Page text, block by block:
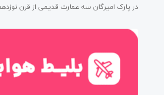
در پارک امیرگان سه عمارت قدیمی از قرن نوزدهم